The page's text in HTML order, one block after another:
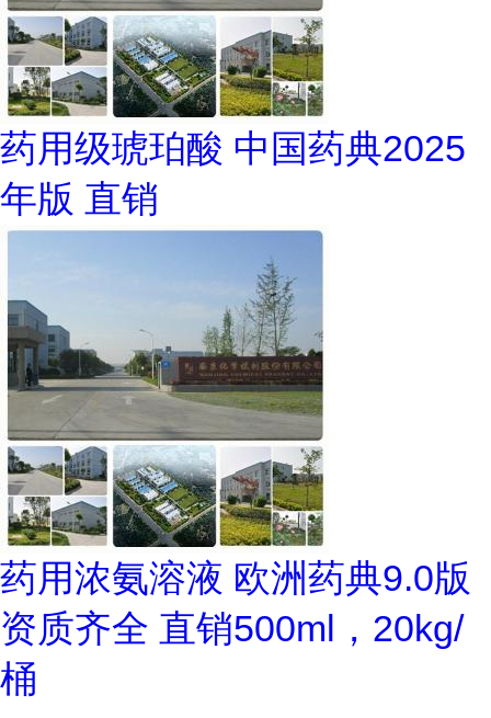
药用级琥珀酸 中国药典2025
年版 直销
药用浓氨溶液 欧洲药典9.0版
资质齐全 直销500ml，20kg/
桶